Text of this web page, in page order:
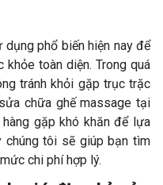
phổ biến hiện nay để
toàn diện. Trong quá
tránh khỏi gặp trục trặc
chữa ghế massage tại
hàng gặp khó khăn để lựa
tôi sẽ giúp bạn tìm
chi phí hợp lý.